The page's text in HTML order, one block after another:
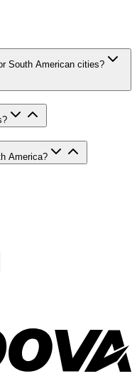
South American cities?
America?